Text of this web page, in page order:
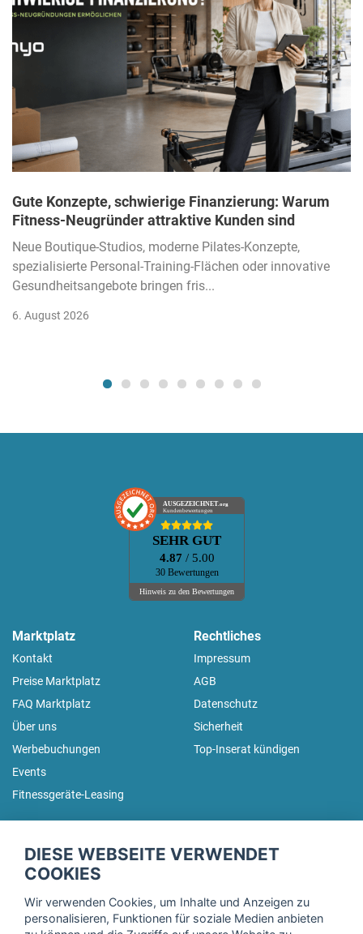
Gute Konzepte, schwierige Finanzierung: Warum
Fitness-Neugründer attraktive Kunden sind
Neue Boutique-Studios, moderne Pilates-Konzepte,
spezialisierte Personal-Training-Flächen oder innovative
Gesundheitsangebote bringen fris...
6. August 2026
AUSGEZEICHNET.org
Kundenbewertungen
SEHR GUT
4.87 / 5.00
30 Bewertungen
Hinweis zu den Bewertungen
Marktplatz
Kontakt
Preise Marktplatz
FAQ Marktplatz
Über uns
Werbebuchungen
Events
Fitnessgeräte-Leasing
Rechtliches
Impressum
AGB
Datenschutz
Sicherheit
Top-Inserat kündigen
Trage dich hier für unseren Newsletter ein und erhalte regelmäßig
DIESE WEBSEITE VERWENDET
COOKIES
Wir verwenden Cookies, um Inhalte und Anzeigen zu
personalisieren, Funktionen für soziale Medien anbieten